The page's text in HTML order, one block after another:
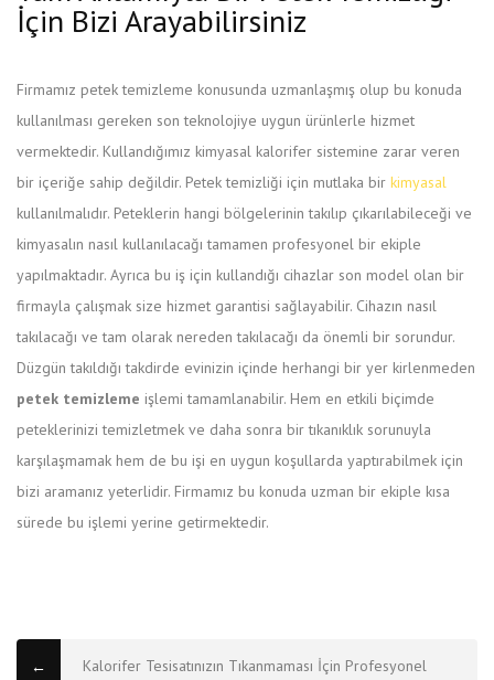
İçin Bizi Arayabilirsiniz
Firmamız petek temizleme konusunda uzmanlaşmış olup bu konuda
kullanılması gereken son teknolojiye uygun ürünlerle hizmet
vermektedir. Kullandığımız kimyasal kalorifer sistemine zarar veren
bir içeriğe sahip değildir. Petek temizliği için mutlaka bir kimyasal
kullanılmalıdır. Peteklerin hangi bölgelerinin takılıp çıkarılabileceği ve
kimyasalın nasıl kullanılacağı tamamen profesyonel bir ekiple
yapılmaktadır. Ayrıca bu iş için kullandığı cihazlar son model olan bir
firmayla çalışmak size hizmet garantisi sağlayabilir. Cihazın nasıl
takılacağı ve tam olarak nereden takılacağı da önemli bir sorundur.
Düzgün takıldığı takdirde evinizin içinde herhangi bir yer kirlenmeden
petek temizleme işlemi tamamlanabilir. Hem en etkili biçimde
peteklerinizi temizletmek ve daha sonra bir tıkanıklık sorunuyla
karşılaşmamak hem de bu işi en uygun koşullarda yaptırabilmek için
bizi aramanız yeterlidir. Firmamız bu konuda uzman bir ekiple kısa
sürede bu işlemi yerine getirmektedir.
bez
recepty
← Kalorifer Tesisatınızın Tıkanmaması İçin Profesyonel